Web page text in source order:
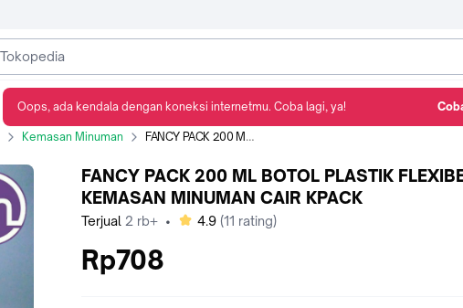
Kemasan Minuman FANCY PACK 200 ML BOTOL PLASTIK FLEXIBEL KEMASAN MINUMAN CAIR KPACK
FANCY PACK 200 ML BOTOL PLASTIK
KEMASAN MINUMAN CAIR KPACK
Terjual 2 rb+ • bintang
4.9 (11 rating)
Rp708
Oops, ada kendala dengan koneksi internetmu. Coba lagi, ya!